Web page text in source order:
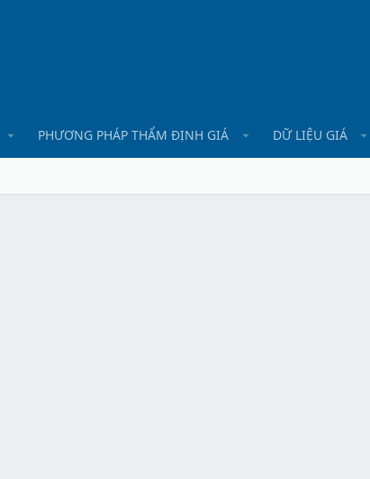
PHƯƠNG PHÁP THẨM ĐỊNH GIÁ DỮ LIỆU GIÁ